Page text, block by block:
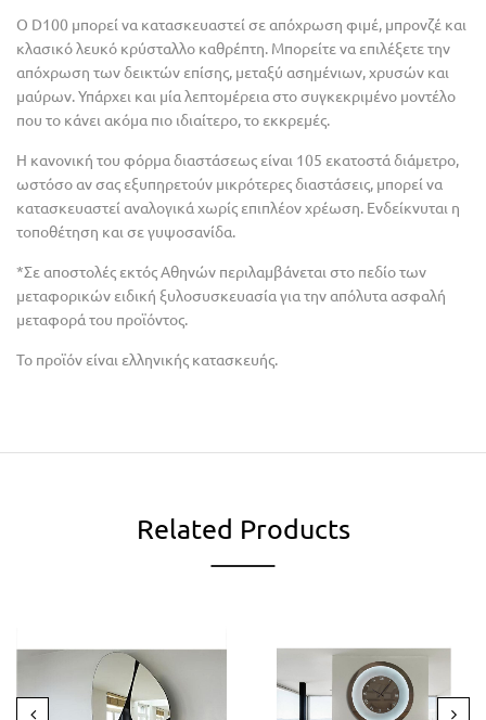
Ο D100 μπορεί να κατασκευαστεί σε απόχρωση φιμέ, μπρονζέ και
κλασικό λευκό κρύσταλλο καθρέπτη. Mπορείτε να επιλέξετε την
απόχρωση των δεικτών επίσης, μεταξύ ασημένιων, χρυσών και
μαύρων. Υπάρχει και μία λεπτομέρεια στο συγκεκριμένο μοντέλο
που το κάνει ακόμα πιο ιδιαίτερο, το εκκρεμές.
Η κανονική του φόρμα διαστάσεως είναι 105 εκατοστά διάμετρο,
ωστόσο αν σας εξυπηρετούν μικρότερες διαστάσεις, μπορεί να
κατασκευαστεί αναλογικά χωρίς επιπλέον χρέωση. Ενδείκνυται η
τοποθέτηση και σε γυψοσανίδα.
*Σε αποστολές εκτός Αθηνών περιλαμβάνεται στο πεδίο των
μεταφορικών ειδική ξυλοσυσκευασία για την απόλυτα ασφαλή
μεταφορά του προϊόντος.
Το προϊόν είναι ελληνικής κατασκευής.
Related Products